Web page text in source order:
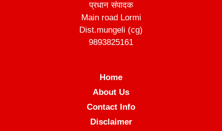
प्रधान संपादक
Main road Lormi
Dist.mungeli (cg)
9893825161
Home
About Us
Contact Info
Disclaimer